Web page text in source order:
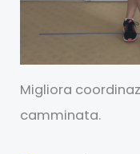
Migliora
camminata.